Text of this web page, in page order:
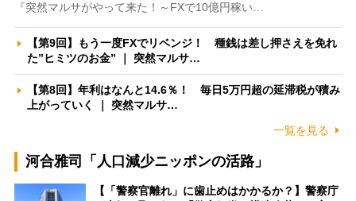
『突然マルサがやって来た！～FXで10億円稼い…
【第9回】もう一度FXでリベンジ！ 種銭は差し押さえを免れ
た”ヒミツのお金” ｜ 突然マルサ…
【第8回】年利はなんと14.6％！ 毎日5万円超の延滞税が積み
上がっていく ｜ 突然マルサ…
一覧を見る
河合雅司「人口減少ニッポンの活路」
【「警察官離れ」に歯止めはかかるか？】警察庁